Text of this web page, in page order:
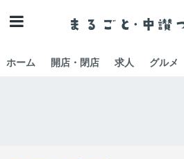
ホーム 開店・閉店 求人 グルメ